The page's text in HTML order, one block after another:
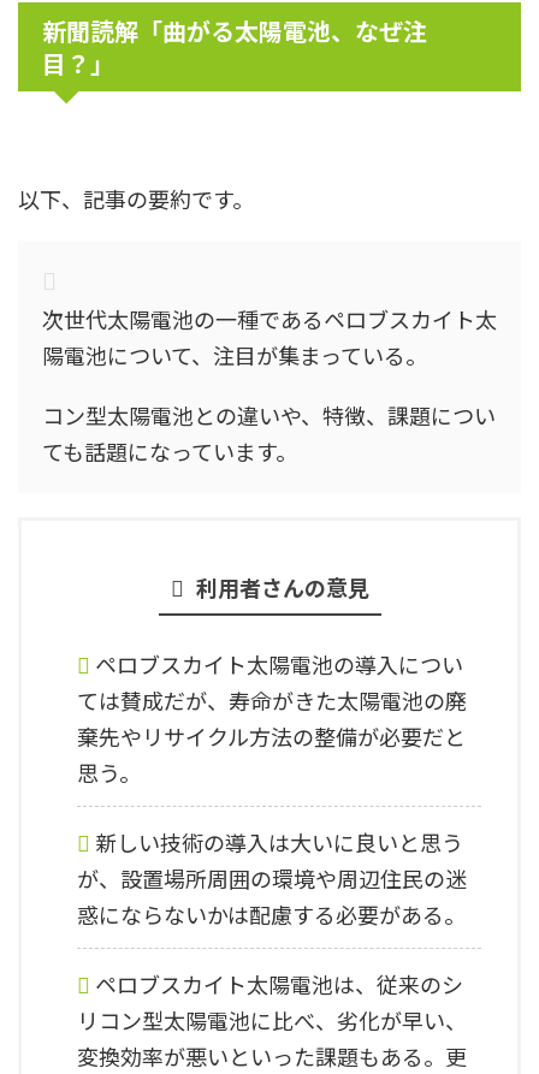
新聞読解「曲がる太陽電池、なぜ注
目？」
以下、記事の要約です。
次世代太陽電池の一種であるペロブスカイト太
陽電池について、注目が集まっている。
コン型太陽電池との違いや、特徴、課題につい
ても話題になっています。
利用者さんの意見
ペロブスカイト太陽電池の導入につい
ては賛成だが、寿命がきた太陽電池の廃
棄先やリサイクル方法の整備が必要だと
思う。
新しい技術の導入は大いに良いと思う
が、設置場所周囲の環境や周辺住民の迷
惑にならないかは配慮する必要がある。
ペロブスカイト太陽電池は、従来のシ
リコン型太陽電池に比べ、劣化が早い、
変換効率が悪いといった課題もある。更